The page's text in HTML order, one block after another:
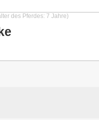
des Pferdes: 7 Jahre)